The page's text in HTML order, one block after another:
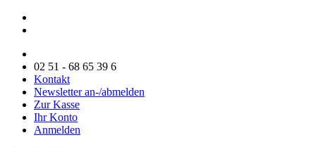
02 51 - 68 65 39 6
Kontakt
Newsletter an-/abmelden
Zur Kasse
Ihr Konto
Anmelden